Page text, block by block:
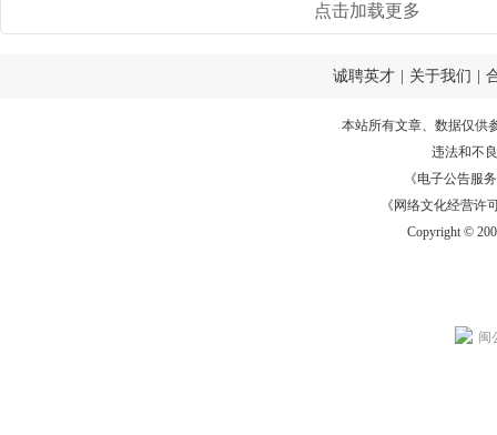
点击加载更多
诚聘英才 关于我们
本站所有文章、数据仅供
违法和不
《电子公告服务
《网络文化经营许
Copyright ©
闽